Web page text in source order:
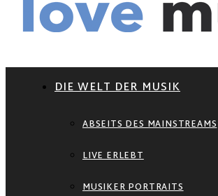
DIE WELT DER MUSIK
ABSEITS DES MAINSTREAMS
LIVE ERLEBT
MUSIKER PORTRAITS